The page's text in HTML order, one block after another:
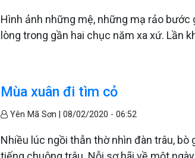
Hình ảnh những mệ, những mạ rảo
lòng trong gần hai chục năm xa xứ. Lần
Mùa xuân đi tìm cỏ
Yên Mã Sơn |08/02/2020 - 06:52
Nhiều lúc ngồi thẫn thờ nhìn đàn trâu,